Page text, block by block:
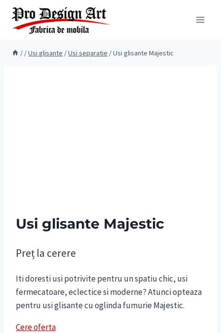
Skip
content
/ /Usi glisante /Usi separatie /Usi glisante Majestic
Usi glisante Majestic
Preț la cerere
Iti doresti usi potrivite pentru un spatiu chic, usi
fermecatoare, eclectice si moderne? Atunci opteaza
pentru usi glisante cu oglinda fumurie Majestic.
Cere oferta